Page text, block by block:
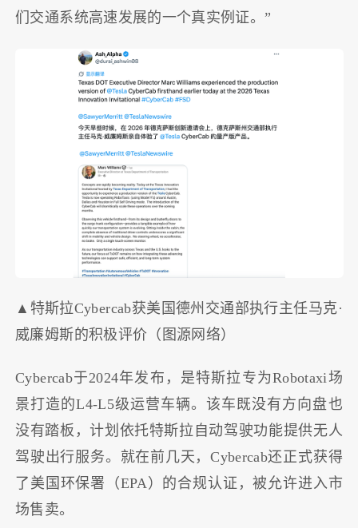
们交通系统高速发展的一个真实例证。”
▲特斯拉Cybercab获美国德州交通部执行主任马克·
威廉姆斯的积极评价（图源网络）
Cybercab于2024年发布，是特斯拉专为Robotaxi场
景打造的L4-L5级运营车辆。该车既没有方向盘也
没有踏板，计划依托特斯拉自动驾驶功能提供无人
驾驶出行服务。就在前几天，Cybercab还正式获得
了美国环保署（EPA）的合规认证，被允许进入市
场售卖。